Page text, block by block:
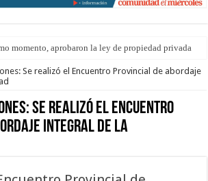
momento, aprobaron la ley de propiedad privada
9 de agosto: la agenda ¿A dónde ir? para este
Se realizó el Encuentro Provincial de abordaje
Se realizó el Encuentro
integral de la